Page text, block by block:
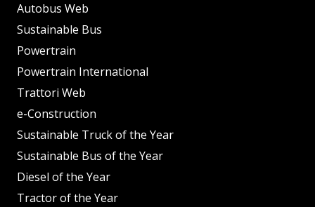
Autobus Web
Sustainable Bus
Powertrain
Powertrain International
Trattori Web
e-Construction
Sustainable Truck of the Year
Sustainable Bus of the Year
Diesel of the Year
Tractor of the Year